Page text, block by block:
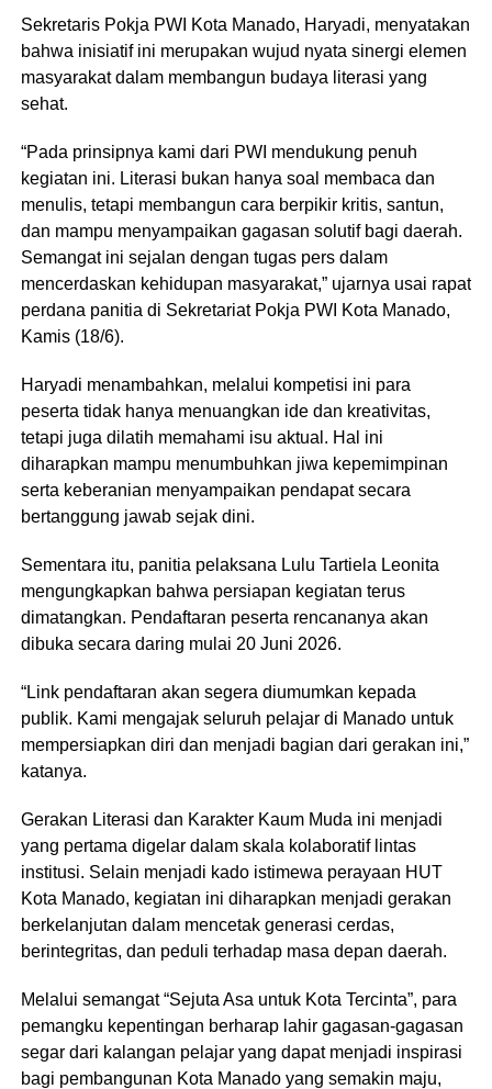
Sekretaris Pokja PWI Kota Manado, Haryadi, menyatakan
bahwa inisiatif ini merupakan wujud nyata sinergi elemen
masyarakat dalam membangun budaya literasi yang
sehat.
“Pada prinsipnya kami dari PWI mendukung penuh
kegiatan ini. Literasi bukan hanya soal membaca dan
menulis, tetapi membangun cara berpikir kritis, santun,
dan mampu menyampaikan gagasan solutif bagi daerah.
Semangat ini sejalan dengan tugas pers dalam
mencerdaskan kehidupan masyarakat,” ujarnya usai rapat
perdana panitia di Sekretariat Pokja PWI Kota Manado,
Kamis (18/6).
Haryadi menambahkan, melalui kompetisi ini para
peserta tidak hanya menuangkan ide dan kreativitas,
tetapi juga dilatih memahami isu aktual. Hal ini
diharapkan mampu menumbuhkan jiwa kepemimpinan
serta keberanian menyampaikan pendapat secara
bertanggung jawab sejak dini.
Sementara itu, panitia pelaksana Lulu Tartiela Leonita
mengungkapkan bahwa persiapan kegiatan terus
dimatangkan. Pendaftaran peserta rencananya akan
dibuka secara daring mulai 20 Juni 2026.
“Link pendaftaran akan segera diumumkan kepada
publik. Kami mengajak seluruh pelajar di Manado untuk
mempersiapkan diri dan menjadi bagian dari gerakan ini,”
katanya.
Gerakan Literasi dan Karakter Kaum Muda ini menjadi
yang pertama digelar dalam skala kolaboratif lintas
institusi. Selain menjadi kado istimewa perayaan HUT
Kota Manado, kegiatan ini diharapkan menjadi gerakan
berkelanjutan dalam mencetak generasi cerdas,
berintegritas, dan peduli terhadap masa depan daerah.
Melalui semangat “Sejuta Asa untuk Kota Tercinta”, para
pemangku kepentingan berharap lahir gagasan-gagasan
segar dari kalangan pelajar yang dapat menjadi inspirasi
bagi pembangunan Kota Manado yang semakin maju,